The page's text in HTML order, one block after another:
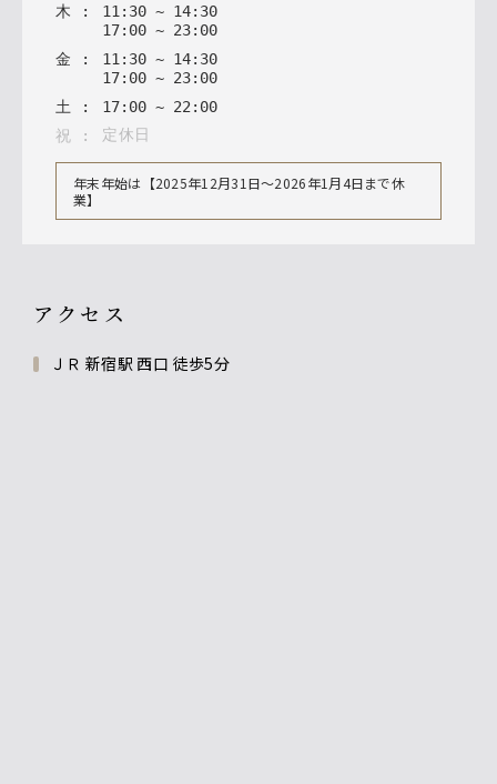
木 : 11 : 30 ~ 14: 30
17: 00 ~ 23: 00
金 : 11 : 30 ~ 14: 30
17: 00 ~ 23: 00
土 : 17: 00 ~ 22 : 00
祝 : 定休日
年末年始は【2025年12月31日〜2026年1月4日まで休
業】
アクセス
ＪＲ 新宿駅 西口 徒歩5分